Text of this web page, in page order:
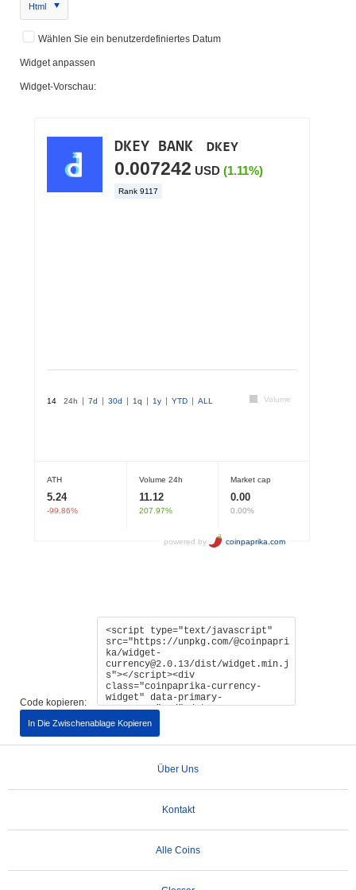
Html
Wählen Sie ein benutzerdefiniertes Datum
Widget anpassen
Widget-Vorschau:
Code kopieren:
In Die Zwischenablage Kopieren
Über Uns
Kontakt
Alle Coins